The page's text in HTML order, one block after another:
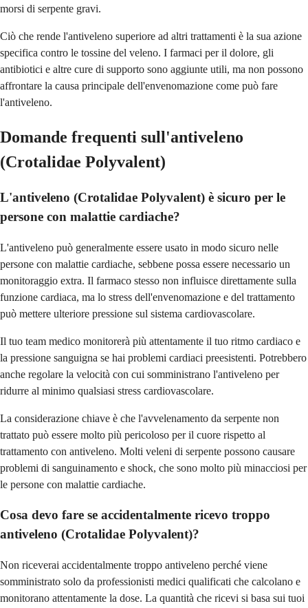
morsi di serpente gravi.
Ciò che rende l'antiveleno superiore ad altri trattamenti è la sua azione
specifica contro le tossine del veleno. I farmaci per il dolore, gli
antibiotici e altre cure di supporto sono aggiunte utili, ma non possono
affrontare la causa principale dell'envenomazione come può fare
l'antiveleno.
Domande frequenti sull'antiveleno
(Crotalidae Polyvalent)
L'antiveleno (Crotalidae Polyvalent) è sicuro per le
persone con malattie cardiache?
L'antiveleno può generalmente essere usato in modo sicuro nelle
persone con malattie cardiache, sebbene possa essere necessario un
monitoraggio extra. Il farmaco stesso non influisce direttamente sulla
funzione cardiaca, ma lo stress dell'envenomazione e del trattamento
può mettere ulteriore pressione sul sistema cardiovascolare.
Il tuo team medico monitorerà più attentamente il tuo ritmo cardiaco e
la pressione sanguigna se hai problemi cardiaci preesistenti. Potrebbero
anche regolare la velocità con cui somministrano l'antiveleno per
ridurre al minimo qualsiasi stress cardiovascolare.
La considerazione chiave è che l'avvelenamento da serpente non
trattato può essere molto più pericoloso per il cuore rispetto al
trattamento con antiveleno. Molti veleni di serpente possono causare
problemi di sanguinamento e shock, che sono molto più minacciosi per
le persone con malattie cardiache.
Cosa devo fare se accidentalmente ricevo troppo
antiveleno (Crotalidae Polyvalent)?
Non riceverai accidentalmente troppo antiveleno perché viene
somministrato solo da professionisti medici qualificati che calcolano e
monitorano attentamente la dose. La quantità che ricevi si basa sui tuoi